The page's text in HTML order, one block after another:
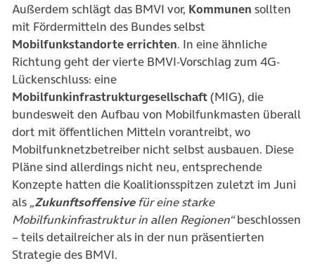
Außerdem schlägt das BMVI vor, Kommunen sollten
mit Fördermitteln des Bundes selbst
Mobilfunkstandorte errichten. In eine ähnliche
Richtung geht der vierte BMVI-Vorschlag zum 4G-
Lückenschluss: eine
Mobilfunkinfrastrukturgesellschaft(MIG), die
bundesweit den Aufbau von Mobilfunkmasten überall
dort mit öffentlichen Mitteln vorantreibt, wo
Mobilfunknetzbetreiber nicht selbst ausbauen. Diese
Pläne sind allerdings nicht neu, entsprechende
Konzepte hatten die Koalitionsspitzen zuletzt im Juni
als „Zukunftsoffensivefür eine starke
Mobilfunkinfrastruktur in allen Regionen“beschlossen
– teils detailreicher als in der nun präsentierten
Strategie des BMVI.